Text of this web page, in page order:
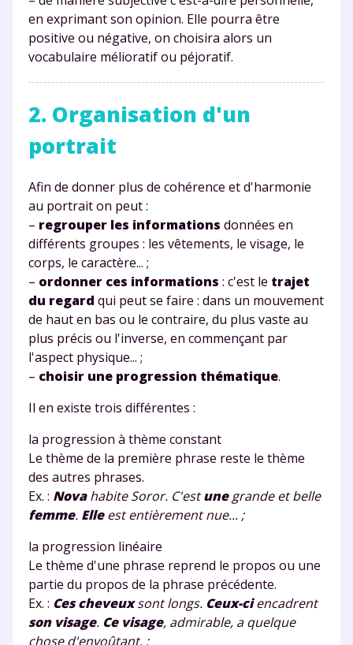
en exprimant son opinion. Elle pourra être
positive ou négative, on choisira alors un
vocabulaire mélioratif ou péjoratif.
2. Organisation d'un
portrait
Afin de donner plus de cohérence et d'harmonie
au portrait on peut :
– regrouper les informations données en
différents groupes : les vêtements, le visage, le
corps, le caractère... ;
– ordonner ces informations : c'est le trajet
du regard qui peut se faire : dans un mouvement
de haut en bas ou le contraire, du plus vaste au
plus précis ou l'inverse, en commençant par
l'aspect physique... ;
– choisir une progression thématique.
Il en existe trois différentes :
la progression à thème constant
Le thème de la première phrase reste le thème
des autres phrases.
Ex. : Nova habite Soror. C'estunegrande et belle
femme. Elleest entièrement nue... ;
la progression linéaire
Le thème d'une phrase reprend le propos ou une
partie du propos de la phrase précédente.
Ex. : Ces cheveux sont longs. Ceux-ciencadrent
son visage. Ce visage, admirable, a quelque
chose d'envoûtant. ;